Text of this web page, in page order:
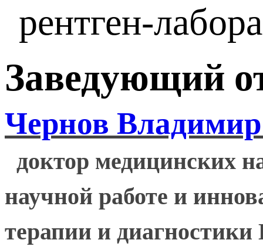
рентген-
Заведующий
Чернов
доктор медицинских
научной работе и
терапии и